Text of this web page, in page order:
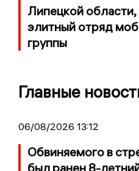
Липецкой
элитный отряд
группы
Главные
06/08/2026 13:12
Обвиняемого в
был ранен 8-